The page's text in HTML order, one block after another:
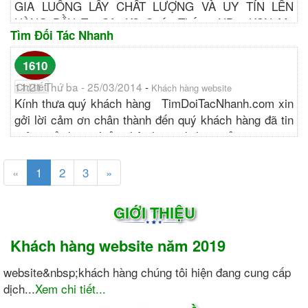
GIA LUÔNG LẤY CHẤT LƯỢNG VÀ UY TÍN LÊN
HÀNG ĐẦU Trụ Sở: KS Quốc Thắng, NB5, KCN Mỹ
Phước II, Huyện Bến Cát, Bình Dương....
http://tonggia.com...
Tìm Đối Tác Nhanh
1610
Chi tiết
11:21 Thứ ba - 25/03/2014 - Khách hàng website
Kính thưa quý khách hàng TimDoiTacNhanh.com xin
gởi lời cảm ơn chân thành đến quý khách hàng đã tin
tưởng sử dụng và ủng hộ những dịch vụ của...
«
1 2 3 »
GIỚI THIỆU
Khách hàng website năm 2019
website&nbsp;khách hàng chúng tôi hiện đang cung cấp
dịch...Xem chi tiết...